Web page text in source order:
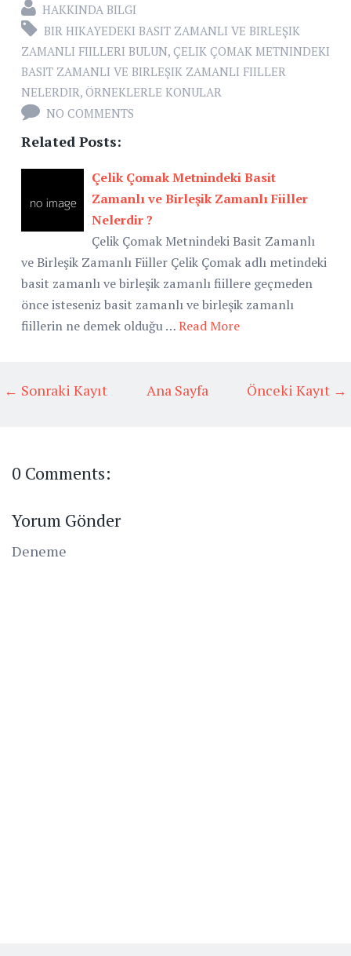
HAKKINDA BILGI
BIR HIKAYEDEKI BASIT ZAMANLI VE BIRLEŞIK
ZAMANLI FIILLERI BULUN, ÇELIK ÇOMAK METNINDEKI
BASIT ZAMANLI VE BIRLEŞIK ZAMANLI FIILLER
NELERDIR, ÖRNEKLERLE KONULAR
NO COMMENTS
Related Posts:
Çelik Çomak Metnindeki Basit
Zamanlı ve Birleşik Zamanlı Fiiller
Nelerdir ?
Çelik Çomak Metnindeki Basit Zamanlı
ve Birleşik Zamanlı Fiiller Çelik Çomak adlı metindeki
basit zamanlı ve birleşik zamanlı fiillere geçmeden
önce isteseniz basit zamanlı ve birleşik zamanlı
fiillerin ne demek olduğu …Read More
← Sonraki Kayıt Önceki Kayıt →
Ana Sayfa
0 Comments:
Yorum Gönder
Deneme